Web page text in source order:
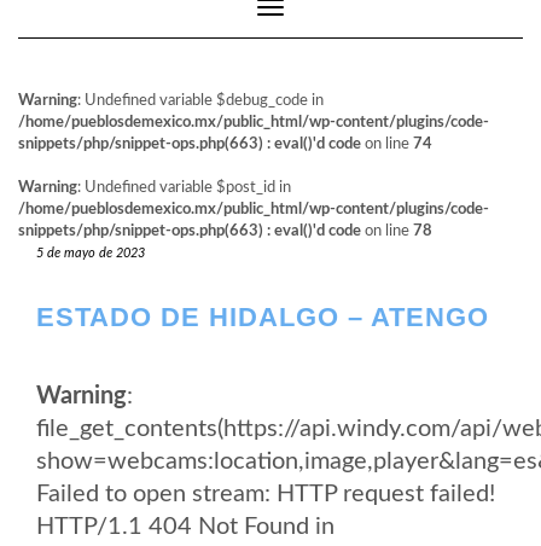
Cambiar modo de navegación
Warning: Undefined variable $debug_code in
/home/pueblosdemexico.mx/public_html/wp-content/plugins/code-
snippets/php/snippet-ops.php(663) : eval()'d code on line 74
Warning: Undefined variable $post_id in
/home/pueblosdemexico.mx/public_html/wp-content/plugins/code-
snippets/php/snippet-ops.php(663) : eval()'d code on line 78
5 de mayo de 2023
ESTADO DE HIDALGO – ATENGO
Warning:
file_get_contents(https://api.windy.com/api/
Failed to open stream: HTTP request failed!
HTTP/1.1 404 Not Found in